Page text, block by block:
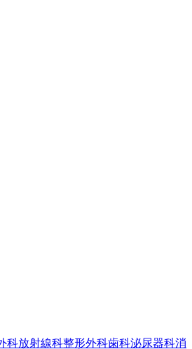
科放射線科整形外科歯科泌尿器科消